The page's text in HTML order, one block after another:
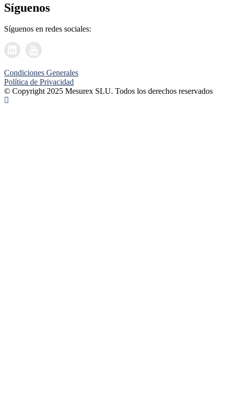
Síguenos
Síguenos en redes sociales:
Condiciones Generales
Política de Privacidad
© Copyright 2025 Mesurex SLU. Todos los derechos reservados